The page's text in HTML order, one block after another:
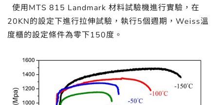
使用MTS 815 Landmark 材料試驗機進行實驗，在
20KN的設定下進行拉伸試驗，執行5個週期，Weiss溫
度櫃的設定條件為零下150度。